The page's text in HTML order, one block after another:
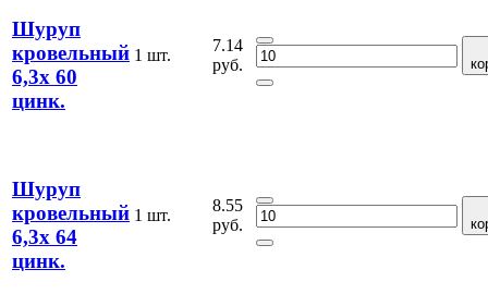
Шуруп
кровельный
6,3х 60
цинк.
1 шт.
7.14
руб.
Шуруп
кровельный
6,3х 64
цинк.
1 шт.
8.55
руб.